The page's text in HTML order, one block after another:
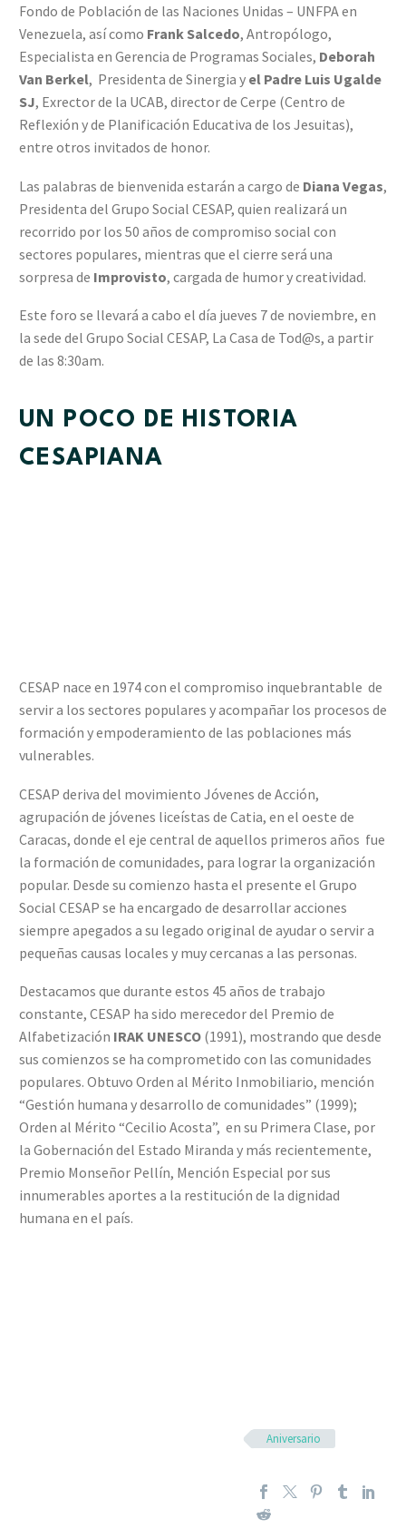
Fondo de Población de las Naciones Unidas – UNFPA en
Venezuela, así como Frank Salcedo, Antropólogo,
Especialista en Gerencia de Programas Sociales, Deborah
Van Berkel, Presidenta de Sinergia y el Padre Luis Ugalde
SJ, Exrector de la UCAB, director de Cerpe (Centro de
Reflexión y de Planificación Educativa de los Jesuitas),
entre otros invitados de honor.
Las palabras de bienvenida estarán a cargo de Diana Vegas,
Presidenta del Grupo Social CESAP, quien realizará un
recorrido por los 50 años de compromiso social con
sectores populares, mientras que el cierre será una
sorpresa de Improvisto, cargada de humor y creatividad.
Este foro se llevará a cabo el día jueves 7 de noviembre, en
la sede del Grupo Social CESAP, La Casa de Tod@s, a partir
de las 8:30am.
UN POCO DE HISTORIA
CESAPIANA
CESAP nace en 1974 con el compromiso inquebrantable de
servir a los sectores populares y acompañar los procesos de
formación y empoderamiento de las poblaciones más
vulnerables.
CESAP deriva del movimiento Jóvenes de Acción,
agrupación de jóvenes liceístas de Catia, en el oeste de
Caracas, donde el eje central de aquellos primeros años fue
la formación de comunidades, para lograr la organización
popular. Desde su comienzo hasta el presente el Grupo
Social CESAP se ha encargado de desarrollar acciones
siempre apegados a su legado original de ayudar o servir a
pequeñas causas locales y muy cercanas a las personas.
Destacamos que durante estos 45 años de trabajo
constante, CESAP ha sido merecedor del Premio de
Alfabetización IRAK UNESCO (1991), mostrando que desde
sus comienzos se ha comprometido con las comunidades
populares. Obtuvo Orden al Mérito Inmobiliario, mención
“Gestión humana y desarrollo de comunidades” (1999);
Orden al Mérito “Cecilio Acosta”, en su Primera Clase, por
la Gobernación del Estado Miranda y más recientemente,
Premio Monseñor Pellín, Mención Especial por sus
innumerables aportes a la restitución de la dignidad
humana en el país.
Aniversario